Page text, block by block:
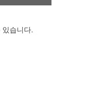
습니다.